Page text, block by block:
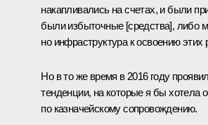
накапливались на счетах, и были
были избыточные [средства], либо
но инфраструктура к освоению этих
Но в то же время в 2016 году
тенденции, на которые я бы хотела
по казначейскому сопровождению.